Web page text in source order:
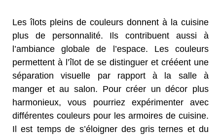
Les îlots pleins de couleurs donnent à la cuisine
plus de personnalité. Ils contribuent aussi à
l’ambiance globale de l’espace. Les couleurs
permettent à l’îlot de se distinguer et crééent une
séparation visuelle par rapport à la salle à
manger et au salon. Pour créer un décor plus
harmonieux, vous pourriez expérimenter avec
différentes couleurs pour les armoires de cuisine.
Il est temps de s’éloigner des gris ternes et du